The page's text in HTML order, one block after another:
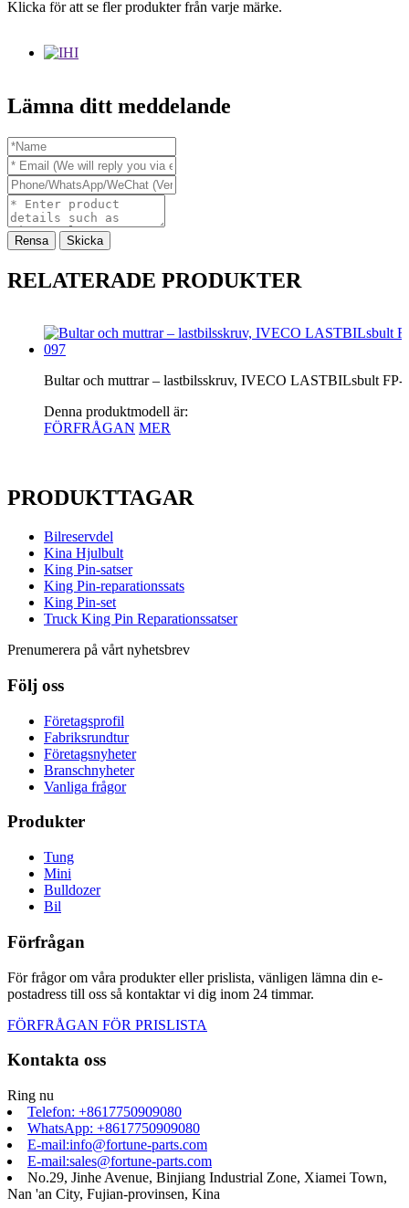
Klicka för att se fler produkter från varje märke.
Lämna ditt meddelande
Rensa Skicka
RELATERADE PRODUKTER
Bultar och muttrar – lastbilsskruv, IVECO LASTBILsbult FP-
Denna produktmodell är:
FÖRFRÅGAN MER
PRODUKTTAGAR
Bilreservdel
Kina Hjulbult
King Pin-satser
King Pin-reparationssats
King Pin-set
Truck King Pin Reparationssatser
Prenumerera på vårt nyhetsbrev
Följ oss
Företagsprofil
Fabriksrundtur
Företagsnyheter
Branschnyheter
Vanliga frågor
Produkter
Tung
Mini
Bulldozer
Bil
Förfrågan
För frågor om våra produkter eller prislista, vänligen lämna din e-
postadress till oss så kontaktar vi dig inom 24 timmar.
FÖRFRÅGAN FÖR PRISLISTA
Kontakta oss
Ring nu
Telefon: +8617750909080
WhatsApp: +8617750909080
E-mail:info@fortune-parts.com
E-mail:sales@fortune-parts.com
No.29, Jinhe Avenue, Binjiang Industrial Zone, Xiamei Town,
Nan 'an City, Fujian-provinsen, Kina